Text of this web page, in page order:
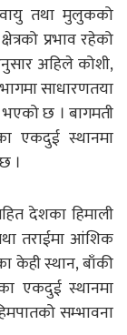
वायु तथा मुलुकको
प्रभाव रहेको
अहिले कोशी,
साधारणतया
छ । बागमती
एकदुई स्थानमा
।
देशका हिमाली
तराईमा आंशिक
केही स्थान, बाँकी
एकदुई स्थानमा
सम्भावना